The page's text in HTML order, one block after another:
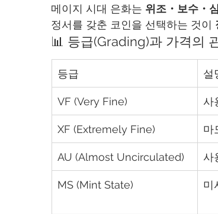
메이지 시대 은화는 위조・보수・
정서를 갖춘 코인을 선택하는 것이
📊 등급(Grading)과 가격의
등급 설
VF (Very Fine) 사
XF (Extremely Fine) 마
AU (Almost Uncirculated) 사
MS (Mint State) 미